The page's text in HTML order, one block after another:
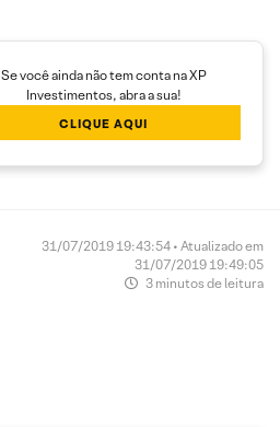
Se você ainda não tem conta na XP
Investimentos, abra a sua!
CLIQUE AQUI
31/07/2019 19:43:54 • Atualizado em
31/07/2019 19:49:05
3 minutos de leitura